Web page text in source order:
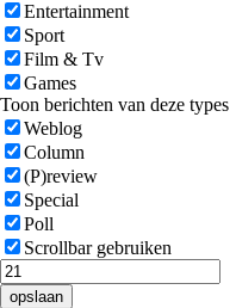
Entertainment
Sport
Film & Tv
Games
Toon berichten van deze types
Weblog
Column
(P)review
Special
Poll
Scrollbar gebruiken
opslaan